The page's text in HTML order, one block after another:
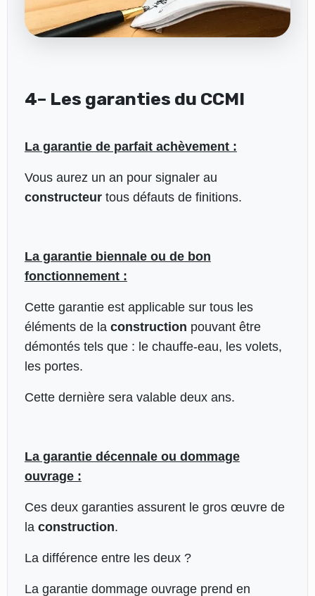
4– Les garanties du CCMI
La garantie de parfait achèvement :
Vous aurez un an pour signaler au
constructeurtous défauts de finitions.
La garantie biennale ou de bon
fonctionnement :
Cette garantie est applicable sur tous les
éléments de la construction pouvant être
démontés tels que : le chauffe-eau, les volets,
les portes.
Cette dernière sera valable deux ans.
La garantie décennale ou dommage
ouvrage :
Ces deux garanties assurent le gros œuvre de
la construction.
La différence entre les deux ?
La garantie dommage ouvrage prend en